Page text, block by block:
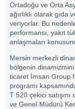
Ortadoğu ve Orta
ağırlıklı olarak
veriyorlar. Bu
performansı, yakıt
anlaşmaları
Mersin merkezli
bölgenin dinamizmini
ticaret İmsan Group
programı
T 520 çekici
ve Genel Müdürü